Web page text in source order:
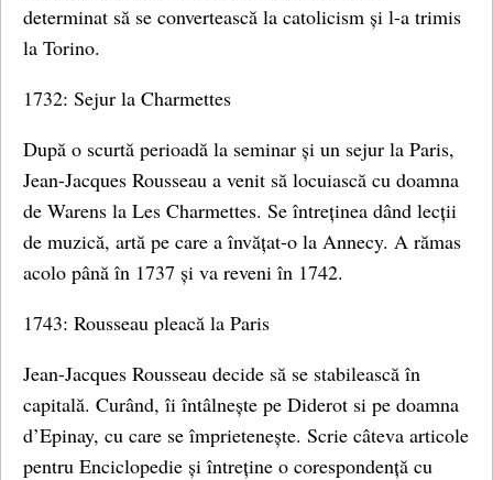
determinat să se convertească la catolicism și l-a trimis
la Torino.
1732: Sejur la Charmettes
După o scurtă perioadă la seminar și un sejur la Paris,
Jean-Jacques Rousseau a venit să locuiască cu doamna
de Warens la Les Charmettes. Se întreținea dând lecții
de muzică, artă pe care a învățat-o la Annecy. A rămas
acolo până în 1737 și va reveni în 1742.
1743: Rousseau pleacă la Paris
Jean-Jacques Rousseau decide să se stabilească în
capitală. Curând, îi întâlnește pe Diderot si pe doamna
d’Epinay, cu care se împrietenește. Scrie câteva articole
pentru Enciclopedie și întreține o corespondență cu